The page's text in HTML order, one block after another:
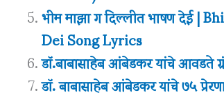
भीम माझा ग दिल्लीत भाषण देई
Dei Song Lyrics
डॉ.बाबासाहेब आंबेडकर यांचे आवडते
डॉ. बाबासाहेब आंबेडकर यांचे ७५